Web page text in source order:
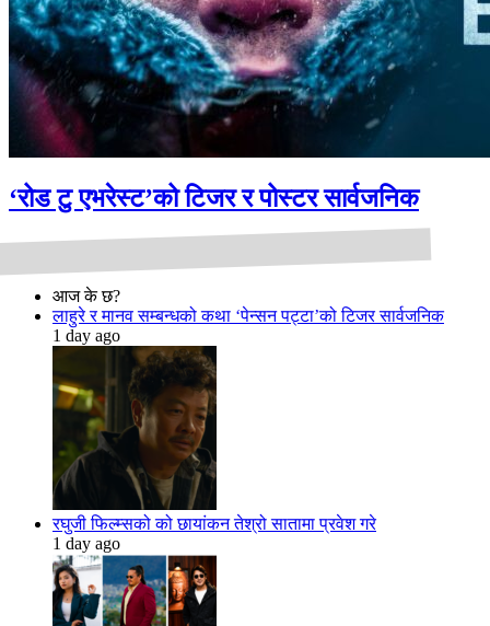
‘रोड टु एभरेस्ट’को टिजर र पोस्टर सार्वजनिक
आज के छ?
लाहुरे र मानव सम्बन्धको कथा ‘पेन्सन पट्टा’को टिजर सार्वजनिक
1 day ago
रघुजी फिल्म्सको को छायांकन तेश्रो सातामा प्रवेश गरे
1 day ago